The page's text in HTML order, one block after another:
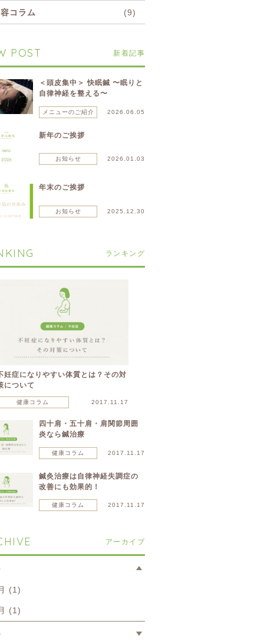
コラム (9)
POST 新着記事
＜頭皮集中＞ 快眠鍼 〜眠りと
自律神経を整える〜
メニューのご紹介 2026.06.05
新年のご挨拶
お知らせ 2026.01.03
年末のご挨拶
お知らせ 2025.12.30
ランキング
妊症になりやすい体質とは？その対
について
健康コラム 2017.11.17
四十肩・五十肩・肩関節周囲
炎なら鍼治療
健康コラム 2017.11.17
鍼灸治療は自律神経失調症の
改善にも効果的！
健康コラム 2017.11.17
アーカイブ
(1)
(1)